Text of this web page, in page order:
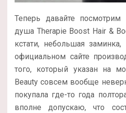
Теперь давайте
душа Therapie Boost Hair &
кстати, небольшая
официальном сайте
того, который указан на
Beauty совсем вообще
покупала где-то года
вполне допускаю, что